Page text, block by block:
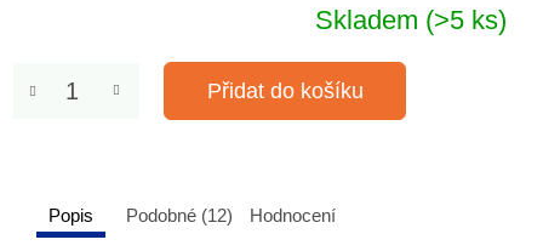
Skladem (>5 ks)
Přidat do košíku
Popis Podobné (12) Hodnocení